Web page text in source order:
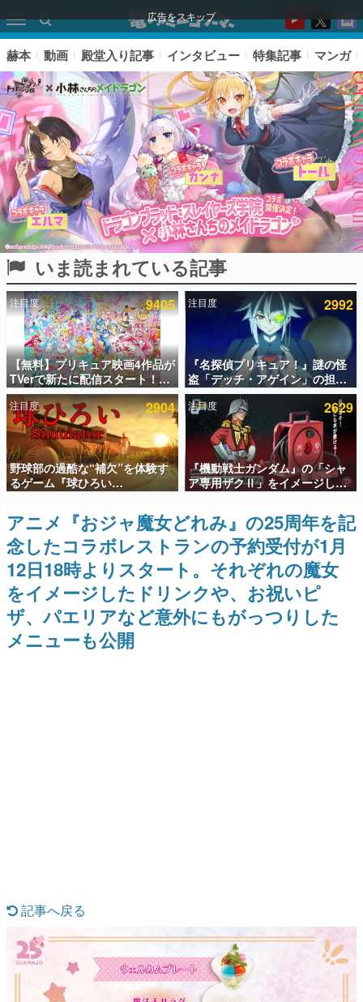
広告をスキップ
ピックアップ
電ファミのいま読まれている記事ランキング
アプリセール情報
インタビュー
連載・特集一覧
殿堂入り記事
SNS拡散数が数千以上！ ページビュー数万以上！ などな
ど。多くの人々に読まれた、電ファミ渾身の“殿堂入り”記
事をまとめました。
ゲームの企画書
名作ゲームクリエイターの方々に製作時のエピソードをお
聞きし、ヒットする企画（ゲーム）とは何か？を探ってい
きます。
赫本
この物語を解いてはいけない。『赫本』は、〈試験問題〉
の形をした短編ホラー小説集です。
新世代に訊く
具体的な形から解き明かしていく、硬派で骨太な評論連載
ゲームが変えた日本語
「経験値」「裏技」「ラスボス」… ゲームにまつわる言葉
赫本 動画 殿堂入り記事 インタビュー 特集記事 マンガ
いま読まれている記事
注目度 9405
【無料】プリキュア映画4作品が
TVerで新たに配信スタート！な
んと2018年～2024年の映画ほぼ
すべてが見放題に、ぶっちゃけ
ありえないラインナップ
注目度 2992
『名探偵プリキュア！』謎の怪
盗「デッチ・アゲイン」の担当
キャストは天﨑滉平さんと判
明。『Re:ゼロから始める異世
界生活』オットー役、『ヒプノ
シスマイク』山田三郎役など
注目度 2904
野球部の過酷な“補欠”を体験す
るゲーム『球ひろい
Simulator』が「1件」のウィッ
シュリストをもとにチェコ語に
対応しSNSで話題に。『キング
ダム・カム』開発元やチェコの
プロ野球選手から称賛の声
注目度 2629
『機動戦士ガンダム』の「シャ
ア専用ザクⅡ」をイメージした
散水ホースリールが予約開始。
本体にはシャアのパーソナルマ
ークやジオン公国軍のエンブレ
ム、型式番号などを配置
アニメ『おジャ魔女どれみ』の25周年を記
念したコラボレストランの予約受付が1月
12日18時よりスタート。それぞれの魔女
をイメージしたドリンクや、お祝いピ
ザ、パエリアなど意外にもがっつりした
メニューも公開
記事へ戻る